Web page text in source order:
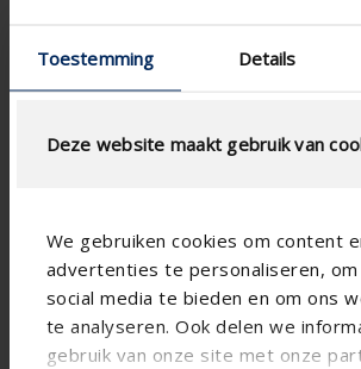
Toestemming Details
Deze website maakt gebruik van
We gebruiken cookies om content
advertenties te personaliseren,
social media te bieden en om ons
te analyseren. Ook delen we
gebruik van onze site met onze